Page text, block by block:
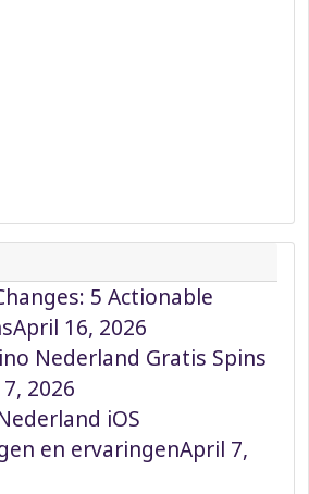
5 Actionable
April 16, 2026
Nederland Gratis Spins
2026
iOS
en ervaringenApril 7,